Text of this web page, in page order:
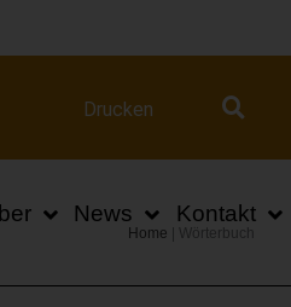
Drucken
News Kontakt
Home Wörterbuch
geschlossen. Seine Funktionalität ist